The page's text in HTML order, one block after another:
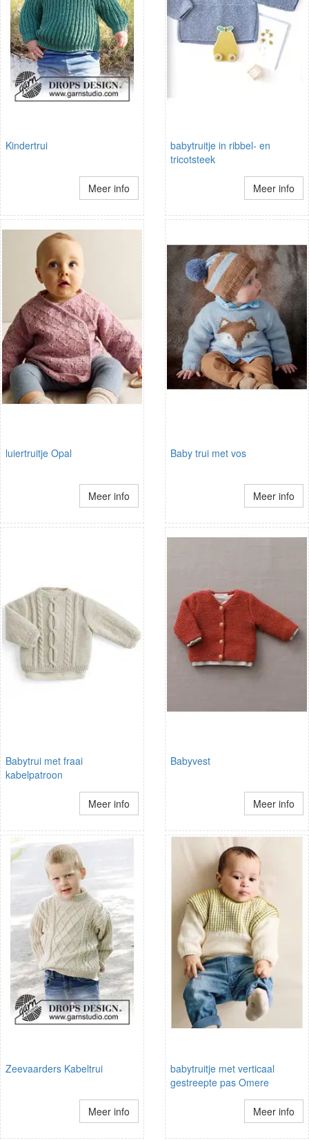
Kindertrui
Meer info
babytruitje in ribbel- en
tricotsteek
Meer info
luiertruitje Opal
Meer info
Baby trui met vos
Meer info
Babytrui met fraai
kabelpatroon
Meer info
Babyvest
Meer info
Zeevaarders Kabeltrui
Meer info
babytruitje met verticaal
gestreepte pas Omere
Meer info